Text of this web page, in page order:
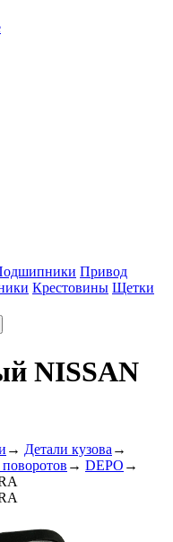
Привод
Крестовины Щетки
NISSAN
→ Детали кузова →
→ DEPO →